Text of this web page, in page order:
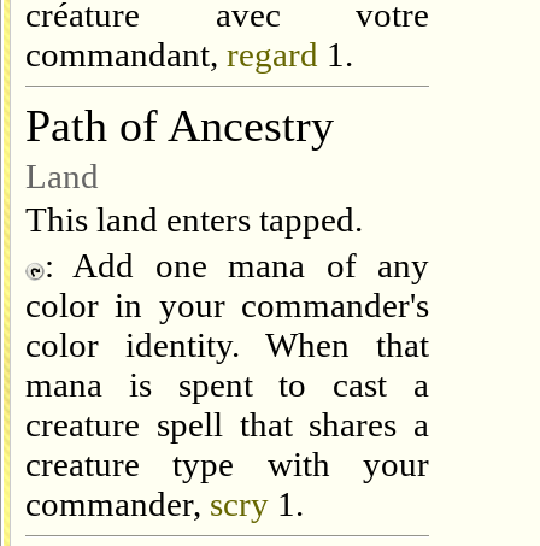
créature avec votre
commandant, regard 1 .
Path of Ancestry
Land
This land enters tapped.
: Add one mana of any
color in your commander's
color identity. When that
mana is spent to cast a
creature spell that shares a
creature type with your
commander, scry 1 .